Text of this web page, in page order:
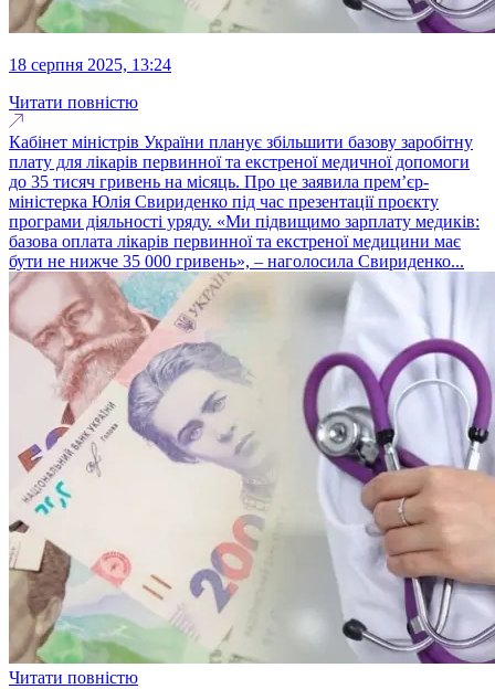
18 серпня 2025, 13:24
Читати повністю
Кабінет міністрів України планує збільшити базову заробітну
плату для лікарів первинної та екстреної медичної допомоги
до 35 тисяч гривень на місяць. Про це заявила прем’єр-
міністерка Юлія Свириденко під час презентації проєкту
програми діяльності уряду. «Ми підвищимо зарплату медиків:
базова оплата лікарів первинної та екстреної медицини має
бути не нижче 35 000 гривень», – наголосила Свириденко...
Читати повністю